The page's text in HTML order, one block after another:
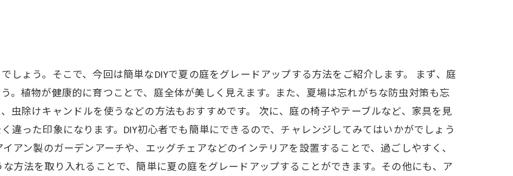
しょう。そこで、今回は簡単なDIYで夏の庭をグレードアップする方法をご紹介します。 まず、庭
。植物が健康的に育つことで、庭全体が美しく見えます。また、夏場は忘れがちな防虫対策も忘
虫除けキャンドルを使うなどの方法もおすすめです。 次に、庭の椅子やテーブルなど、家具を見
違った印象になります。DIY初心者でも簡単にできるので、チャレンジしてみてはいかがでしょう
アン製のガーデンアーチや、エッグチェアなどのインテリアを設置することで、過ごしやすく、
方法を取り入れることで、簡単に夏の庭をグレードアップすることができます。その他にも、ア